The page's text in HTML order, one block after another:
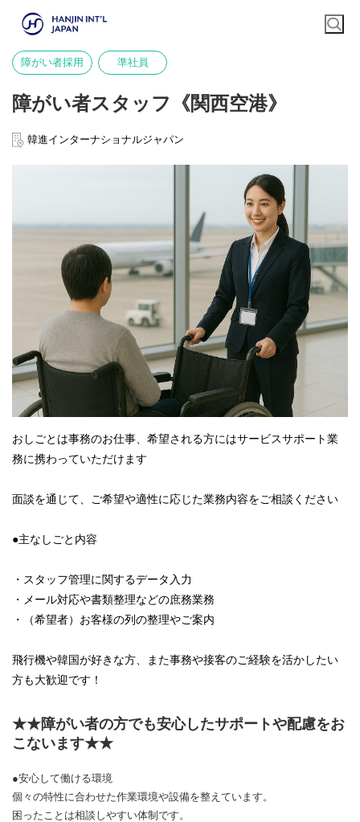
障がい者採用 準社員
障がい者スタッフ《関西空港》
韓進インターナショナルジャパン
おしごとは事務のお仕事、希望される方にはサービスサポート業
務に携わっていただけます
面談を通じて、ご希望や適性に応じた業務内容をご相談ください
●主なしごと内容
・スタッフ管理に関するデータ入力
・メール対応や書類整理などの庶務業務
・（希望者）お客様の列の整理やご案内
飛行機や韓国が好きな方、また事務や接客のご経験を活かしたい
方も大歓迎です！
★★障がい者の方でも安心したサポートや配慮をお
こないます★★
●安心して働ける環境
個々の特性に合わせた作業環境や設備を整えています。
困ったことは相談しやすい体制です。